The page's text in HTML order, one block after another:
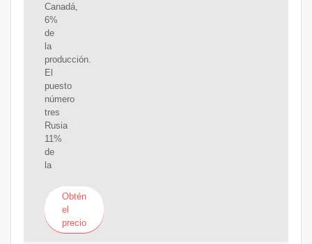
Canadá,
6%
de
la
producción.
El
puesto
número
tres
Rusia
11%
de
la
Obtén
el
precio